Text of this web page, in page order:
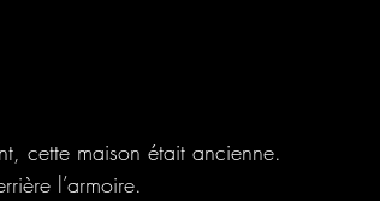
cette maison était ancienne.
l’armoire.